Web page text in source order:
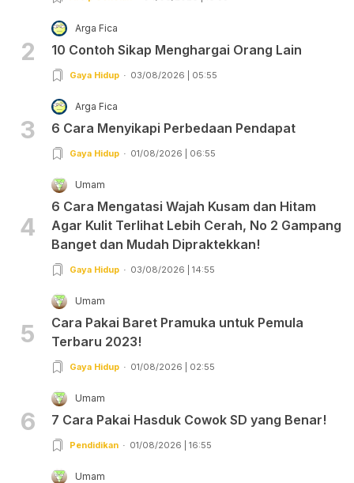
2
Arga Fica
10 Contoh Sikap Menghargai Orang Lain
Gaya Hidup 03/08/2026 | 05:55
3
Arga Fica
6 Cara Menyikapi Perbedaan Pendapat
Gaya Hidup 01/08/2026 | 06:55
4
Umam
6 Cara Mengatasi Wajah Kusam dan Hitam
Agar Kulit Terlihat Lebih Cerah, No 2 Gampang
Banget dan Mudah Dipraktekkan!
Gaya Hidup 03/08/2026 | 14:55
5
Umam
Cara Pakai Baret Pramuka untuk Pemula
Terbaru 2023!
Gaya Hidup 01/08/2026 | 02:55
6
Umam
7 Cara Pakai Hasduk Cowok SD yang Benar!
Pendidikan 01/08/2026 | 16:55
Umam